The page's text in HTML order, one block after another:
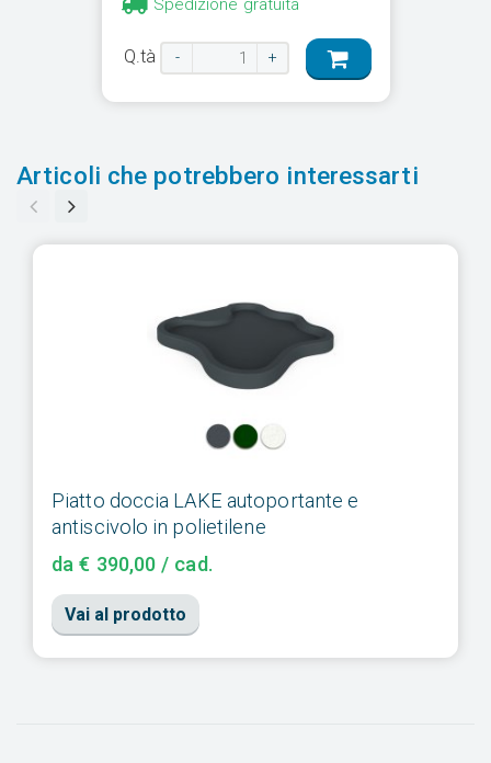
Spedizione gratuita
Q.tà - +
Articoli che potrebbero interessarti
Piatto doccia LAKE autoportante e
antiscivolo in polietilene
da € 390,00 / cad.
Vai al prodotto